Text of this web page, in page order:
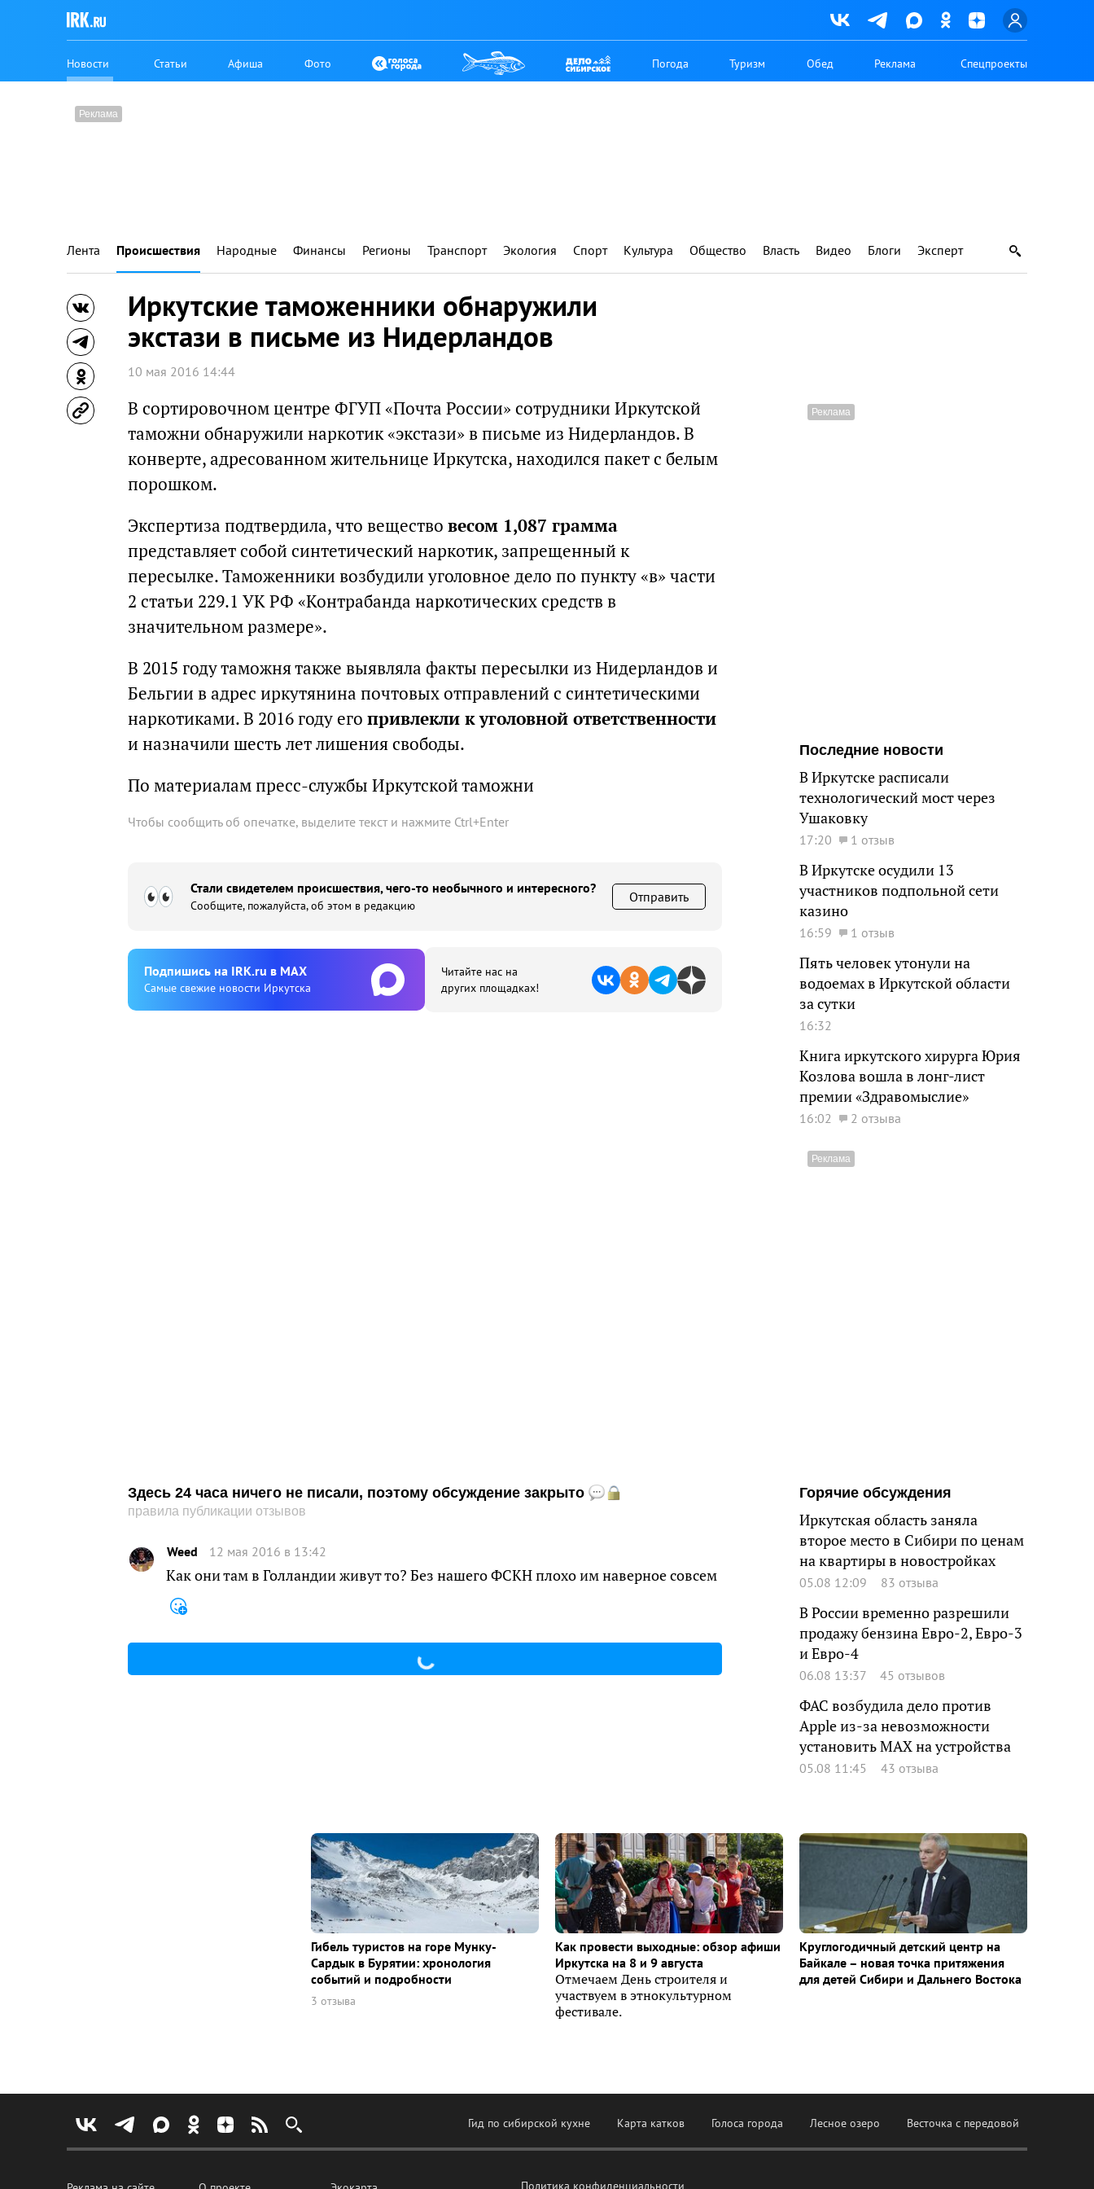
Новости Статьи Афиша Фото Погода Туризм Обед Реклама Спецпроекты
Лента Происшествия Народные Финансы Регионы Транспорт Экология Спорт Культура Общество Власть Видео Блоги Эксперт
Иркутские таможенники обнаружили
экстази в письме из Нидерландов
10 мая 2016 14:44
В сортировочном центре ФГУП «Почта России» сотрудники Иркутской
таможни обнаружили наркотик «экстази» в письме из Нидерландов. В
конверте, адресованном жительнице Иркутска, находился пакет с белым
порошком.
Экспертиза подтвердила, что вещество весом 1,087 грамма
представляет собой синтетический наркотик, запрещенный к
пересылке. Таможенники возбудили уголовное дело по пункту «в» части
2 статьи 229.1 УК РФ «Контрабанда наркотических средств в
значительном размере».
В 2015 году таможня также выявляла факты пересылки из Нидерландов и
Бельгии в адрес иркутянина почтовых отправлений с синтетическими
наркотиками. В 2016 году его привлекли к уголовной ответственности
и назначили шесть лет лишения свободы.
По материалам пресс-службы Иркутской таможни
Чтобы сообщить об опечатке, выделите текст и нажмите Ctrl+Enter
Стали свидетелем происшествия, чего-то необычного и интересного?
Сообщите, пожалуйста, об этом в редакцию
Отправить
Подпишиcь на IRK.ru в MAX
Cамые свежие новости Иркутска
Читайте нас на
других площадках!
Здесь 24 часа ничего не писали, поэтому обсуждение закрыто
правила публикации отзывов
Weed 12 мая 2016 в 13:42
Как они там в Голландии живут то? Без нашего ФСКН плохо им наверное совсем
Последние новости
В Иркутске расписали
технологический мост через
Ушаковку
17:20 1 отзыв
В Иркутске осудили 13
участников подпольной сети
казино
16:59 1 отзыв
Пять человек утонули на
водоемах в Иркутской области
за сутки
16:32
Книга иркутского хирурга Юрия
Козлова вошла в лонг-лист
премии «Здравомыслие»
16:02 2 отзыва
Горячие обсуждения
Иркутская область заняла
второе место в Сибири по ценам
на квартиры в новостройках
05.08 12:09 83 отзыва
В России временно разрешили
продажу бензина Евро-2, Евро-3
и Евро-4
06.08 13:37 45 отзывов
ФАС возбудила дело против
Apple из-за невозможности
установить MAX на устройства
05.08 11:45 43 отзыва
Гибель туристов на горе Мунку-
Сардык в Бурятии: хронология
событий и подробности
3 отзыва
Как провести выходные: обзор афиши
Иркутска на 8 и 9 августа
Отмечаем День строителя и
участвуем в этнокультурном
фестивале.
Круглогодичный детский центр на
Байкале – новая точка притяжения
для детей Сибири и Дальнего Востока
Гид по сибирской кухне Карта катков Голоса города Лесное озеро Весточка с передовой
Политика конфиденциальности